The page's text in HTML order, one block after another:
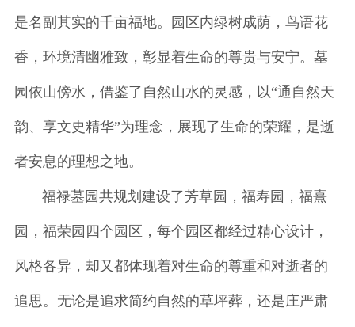
是名副其实的千亩福地。园区内绿树成荫，鸟语花
香，环境清幽雅致，彰显着生命的尊贵与安宁。墓
园依山傍水，借鉴了自然山水的灵感，以“通自然天
韵、享文史精华”为理念，展现了生命的荣耀，是逝
者安息的理想之地。
福禄墓园共规划建设了芳草园，福寿园，福熹
园，福荣园四个园区，每个园区都经过精心设计，
风格各异，却又都体现着对生命的尊重和对逝者的
追思。无论是追求简约自然的草坪葬，还是庄严肃